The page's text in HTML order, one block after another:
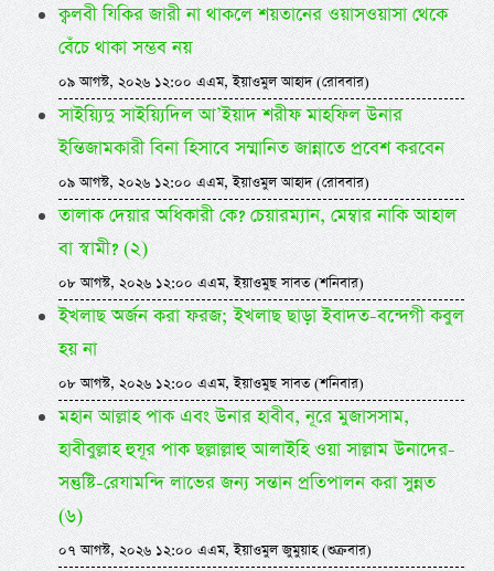
ক্বলবী যিকির জারী না থাকলে শয়তানের ওয়াসওয়াসা থেকে
বেঁচে থাকা সম্ভব নয়
০৯ আগস্ট, ২০২৬ ১২:০০ এএম, ইয়াওমুল আহাদ (রোববার)
সাইয়্যিদু সাইয়্যিদিল আ’ইয়াদ শরীফ মাহফিল উনার
ইন্তিজামকারী বিনা হিসাবে সম্মানিত জান্নাতে প্রবেশ করবেন
০৯ আগস্ট, ২০২৬ ১২:০০ এএম, ইয়াওমুল আহাদ (রোববার)
তালাক দেয়ার অধিকারী কে? চেয়ারম্যান, মেম্বার নাকি আহাল
বা স্বামী? (২)
০৮ আগস্ট, ২০২৬ ১২:০০ এএম, ইয়াওমুছ সাবত (শনিবার)
ইখলাছ অর্জন করা ফরজ; ইখলাছ ছাড়া ইবাদত-বন্দেগী কবুল
হয় না
০৮ আগস্ট, ২০২৬ ১২:০০ এএম, ইয়াওমুছ সাবত (শনিবার)
মহান আল্লাহ পাক এবং উনার হাবীব, নূরে মুজাসসাম,
হাবীবুল্লাহ হুযূর পাক ছল্লাল্লাহু আলাইহি ওয়া সাল্লাম উনাদের-
সন্তুষ্টি-রেযামন্দি লাভের জন্য সন্তান প্রতিপালন করা সুন্নত
(৬)
০৭ আগস্ট, ২০২৬ ১২:০০ এএম, ইয়াওমুল জুমুয়াহ (শুক্রবার)